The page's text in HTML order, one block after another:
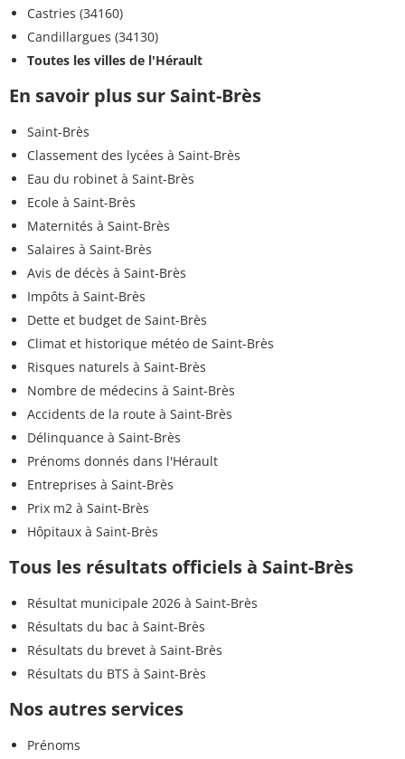
Castries (34160)
Candillargues (34130)
Toutes les villes de l'Hérault
En savoir plus sur Saint-Brès
Saint-Brès
Classement des lycées à Saint-Brès
Eau du robinet à Saint-Brès
Ecole à Saint-Brès
Maternités à Saint-Brès
Salaires à Saint-Brès
Avis de décès à Saint-Brès
Impôts à Saint-Brès
Dette et budget de Saint-Brès
Climat et historique météo de Saint-Brès
Risques naturels à Saint-Brès
Nombre de médecins à Saint-Brès
Accidents de la route à Saint-Brès
Délinquance à Saint-Brès
Prénoms donnés dans l'Hérault
Entreprises à Saint-Brès
Prix m2 à Saint-Brès
Hôpitaux à Saint-Brès
Tous les résultats officiels à Saint-Brès
Résultat municipale 2026 à Saint-Brès
Résultats du bac à Saint-Brès
Résultats du brevet à Saint-Brès
Résultats du BTS à Saint-Brès
Nos autres services
Prénoms